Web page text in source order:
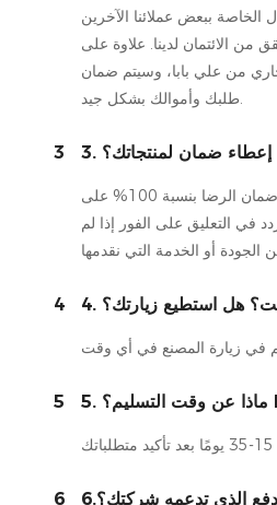
الخاصة ببعض عملائنا الآخرين
من الائتمان لدينا. علاوة على
من علي بابا، وسيتم ضمان
طلبك وأموالك بشكل جيد.
3 إعطاء ضمان لمنتجاتك؟
ج: نعم، نحن نقدم ضمان الرضا بنسبة 100% على
في التعليق على الفور إذا لم
4 أنت؟ هل استطيع زيارتك؟
5
6 الذي تدعمه شركتك؟